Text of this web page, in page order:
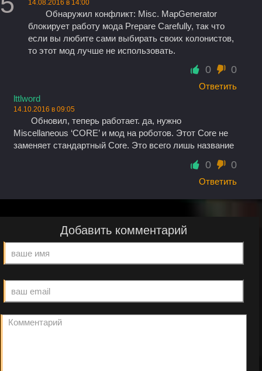
14.08.2016 в 14:00
Обнаружил конфликт: Misc. MapGenerator
блокирует работу мода Prepare Carefully, так что
если вы любите сами выбирать своих колонистов,
то этот мод лучше не использовать.
0 0
Ответить
lttlword
14.10.2016 в 09:05
Обновил, теперь работает. да, нужно
Miscellaneous ‘CORE’ и мод на роботов. Этот Сore не
заменяет стандартный Core. Это всего лишь название
0 0
Ответить
Добавить комментарий